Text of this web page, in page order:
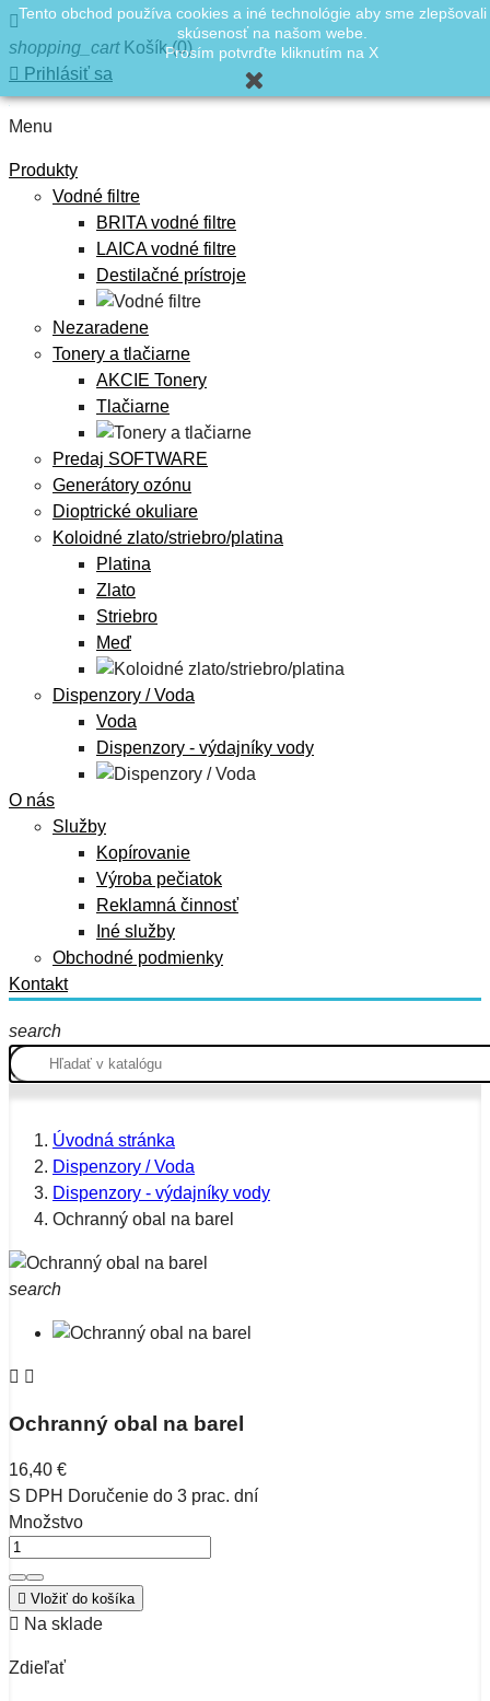

shopping_cart Košík (0)
 Prihlásiť sa
Menu
Produkty
Vodné filtre
BRITA vodné filtre
LAICA vodné filtre
Destilačné prístroje
Nezaradene
Tonery a tlačiarne
AKCIE Tonery
Tlačiarne
Predaj SOFTWARE
Generátory ozónu
Dioptrické okuliare
Koloidné zlato/striebro/platina
Platina
Zlato
Striebro
Meď
Dispenzory / Voda
Voda
Dispenzory - výdajníky vody
O nás
Služby
Kopírovanie
Výroba pečiatok
Reklamná činnosť
Iné služby
Obchodné podmienky
Kontakt
search
Úvodná stránka
Dispenzory / Voda
Dispenzory - výdajníky vody
Ochranný obal na barel
search
 
Ochranný obal na barel
16,40 €
S DPH Doručenie do 3 prac. dní
Množstvo
 Vložiť do košíka
 Na sklade
Zdieľať
Tento obchod používa cookies a iné technológie aby sme zlepšovali
skúsenosť na našom webe.
Prosím potvrďte kliknutím na X